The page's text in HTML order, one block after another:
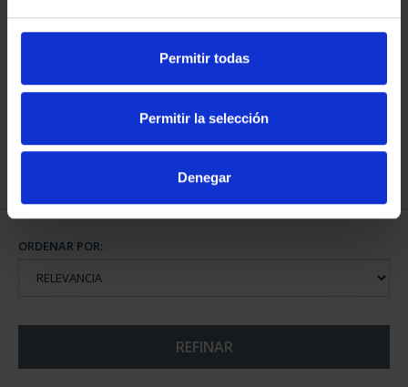
Permitir todas
Permitir la selección
Denegar
CAPITALES ESPAÑOLAS
73,00 €
CAPITALES ESPAÑOLAS
73,00 €
ORDENAR POR:
REFINAR